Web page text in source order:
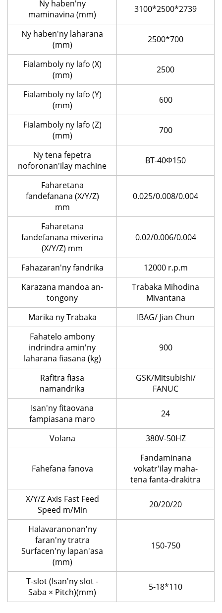
Ny haben'ny
maminavina (mm)
3100*2500*2739
Ny haben'ny laharana
(mm)
2500*700
Fialamboly ny lafo (X)
(mm)
2500
Fialamboly ny lafo (Y)
(mm)
600
Fialamboly ny lafo (Z)
(mm)
700
Ny tena fepetra
noforonan'ilay machine
BT-40Φ150
Faharetana
fandefanana (X/Y/Z)
mm
0.025/0.008/0.004
Faharetana
fandefanana miverina
(X/Y/Z) mm
0.02/0.006/0.004
Fahazaran'ny fandrika
12000 r.p.m
Karazana mandoa an-
tongony
Trabaka Mihodina
Mivantana
Marika ny Trabaka
IBAG/ Jian Chun
Fahatelo ambony
indrindra amin'ny
laharana fiasana (kg)
900
Rafitra fiasa
namandrika
GSK/Mitsubishi/
FANUC
Isan'ny fitaovana
fampiasana maro
24
Volana 380V-50HZ
Fahefana fanova
Fandaminana
vokatr'ilay maha-
tena fanta-drakitra
X/Y/Z Axis Fast Feed
Speed m/Min
20/20/20
Halavaranonan'ny
faran'ny tratra
Surfacen'ny lapan'asa
(mm)
150-750
T-slot (Isan'ny slot -
Saba × Pitch)(mm)
5-18*110